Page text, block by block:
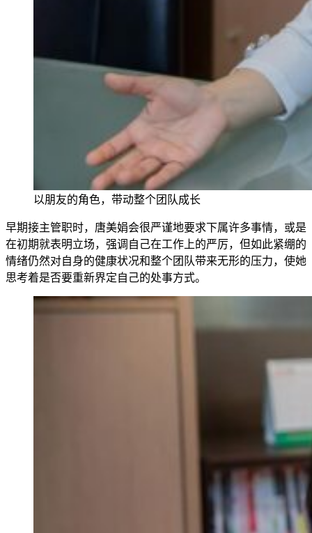
以朋友的角色，带动整个团队成长
早期接主管职时，唐美娟会很严谨地要求下属许多事情，或是
在初期就表明立场，强调自己在工作上的严厉，但如此紧绷的
情绪仍然对自身的健康状况和整个团队带来无形的压力，使她
思考着是否要重新界定自己的处事方式。